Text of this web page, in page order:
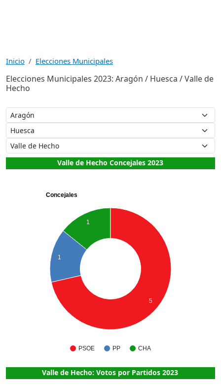
Inicio Elecciones Municipales
Elecciones Municipales 2023: Aragón / Huesca / Valle de
Hecho
Valle de Hecho Concejales 2023
Concejales
PSOE PP CHA
1
1
5
Valle de Hecho: Votos por Partidos 2023